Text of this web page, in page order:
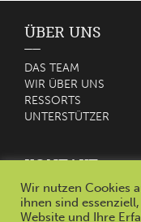
ÜBER UNS
DAS TEAM
WIR ÜBER UNS
RESSORTS
UNTERSTÜTZER
KONTAKT
KONTAKT
IMPRESSUM
Wir nutzen Cookies
ihnen sind
Website und Ihre